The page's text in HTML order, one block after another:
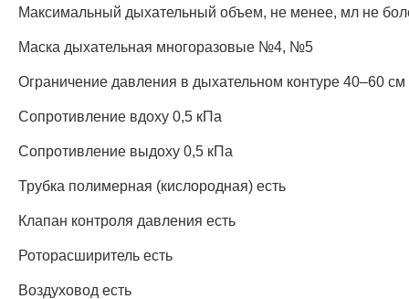
Максимальный дыхательный объем, не менее, мл не
Маска дыхательная многоразовые №4, №5
Ограничение давления в дыхательном контуре 40–60 см
Сопротивление вдоху 0,5 кПа
Сопротивление выдоху 0,5 кПа
Трубка полимерная (кислородная) есть
Клапан контроля давления есть
Роторасширитель есть
Воздуховод есть